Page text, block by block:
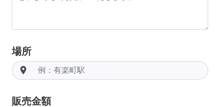
場所
room
販売金額